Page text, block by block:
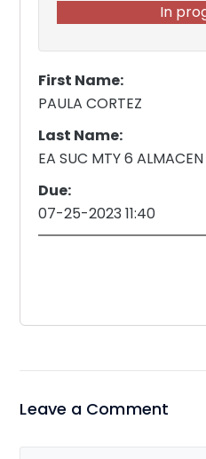
In
First Name:
PAULA CORTEZ
Last Name:
EA SUC MTY 6 ALMACEN
Due:
07-25-2023 11:40
Leave a Comment